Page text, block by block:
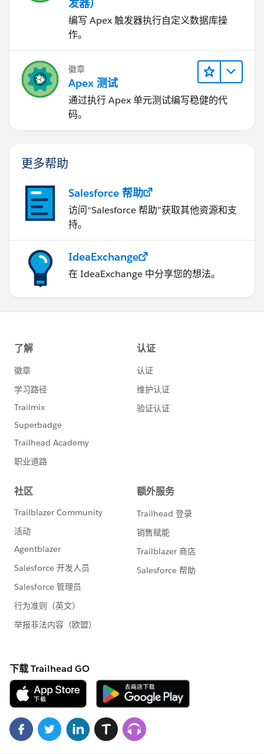
发器）
编写 Apex 触发器执行自定义数据库操
作。
徽章
Apex 测试
通过执行 Apex 单元测试编写稳健的代
码。
更多帮助
Salesforce 帮助
访问“Salesforce 帮助”获取其他资源和支
持。
IdeaExchange
在 IdeaExchange 中分享您的想法。